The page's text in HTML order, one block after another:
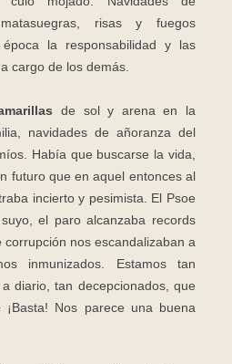
risas y fuegos
la responsabilidad y las
cargo de los demás.
de sol y arena en la
navidades de añoranza del
Había que buscarse la vida,
futuro que en aquel entonces al
incierto y pesimista. El Psoe
el paro alcanzaba records
nos escandalizaban a
inmunizados. Estamos tan
diario, tan decepcionados, que
Nos parece una buena